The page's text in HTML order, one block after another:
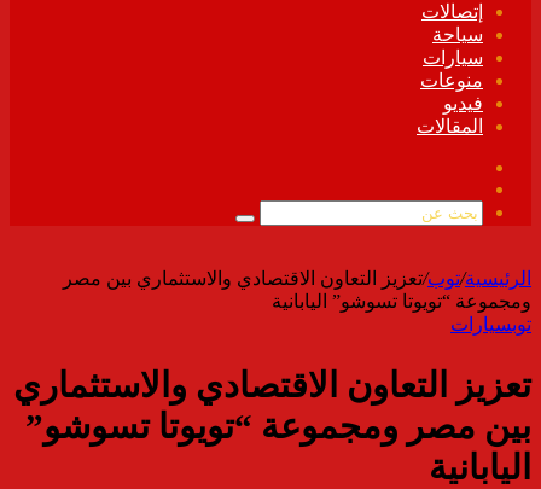
إتصالات
سياحة
سيارات
منوعات
فيديو
المقالات
الموقع
بحث
الرئيسية/توب/تعزيز التعاون الاقتصادي والاستثماري بين مصر
ومجموعة “تويوتا تسوشو” اليابانية
توبسيارات
تعزيز التعاون الاقتصادي والاستثماري
بين مصر ومجموعة “تويوتا تسوشو”
اليابانية